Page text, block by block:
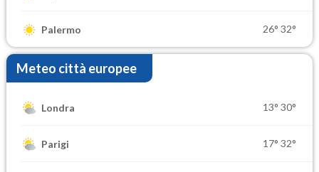
Palermo 26° 32°
Meteo città europee
Londra 13° 30°
Parigi 17° 32°